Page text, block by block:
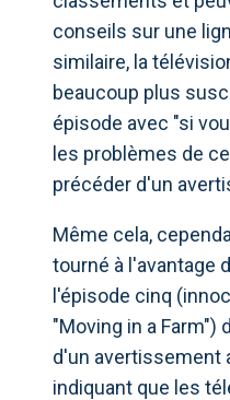
conseils sur une
similaire, la
beaucoup plus
épisode avec "si
les problèmes de
précéder d'un
Même cela,
tourné à l'avantage
l'épisode cinq
"Moving in a Farm")
d'un avertissement
indiquant que les